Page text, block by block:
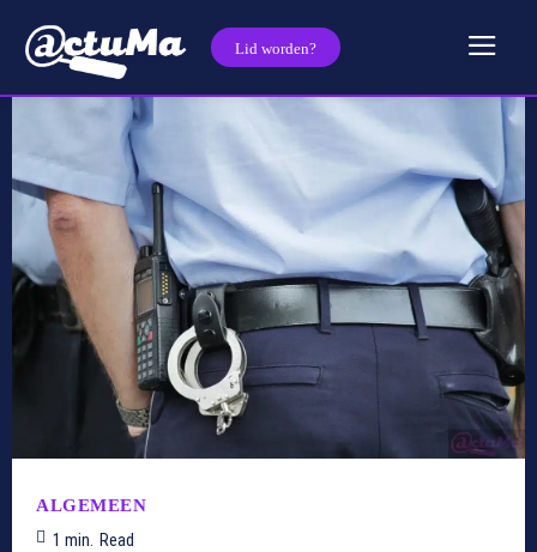
Lid worden?
ALGEMEEN
1 min. Read